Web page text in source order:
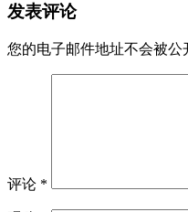
发表评论
您的电子邮件地址不会被公
评论 *